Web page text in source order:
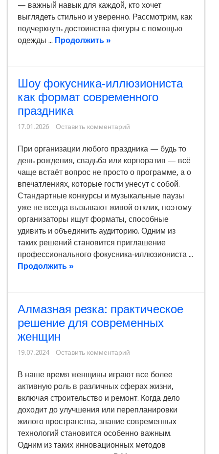
— важный навык для каждой, кто хочет
выглядеть стильно и уверенно. Рассмотрим, как
подчеркнуть достоинства фигуры с помощью
одежды ... Продолжить »
Шоу фокусника-иллюзиониста
как формат современного
праздника
17.01.2026 Оставить комментарий
При организации любого праздника — будь то
день рождения, свадьба или корпоратив — всё
чаще встаёт вопрос не просто о программе, а о
впечатлениях, которые гости унесут с собой.
Стандартные конкурсы и музыкальные паузы
уже не всегда вызывают живой отклик, поэтому
организаторы ищут форматы, способные
удивить и объединить аудиторию. Одним из
таких решений становится приглашение
профессионального фокусника-иллюзиониста ...
Продолжить »
Алмазная резка: практическое
решение для современных
женщин
19.07.2024 Оставить комментарий
В наше время женщины играют все более
активную роль в различных сферах жизни,
включая строительство и ремонт. Когда дело
доходит до улучшения или перепланировки
жилого пространства, знание современных
технологий становится особенно важным.
Одним из таких инновационных методов